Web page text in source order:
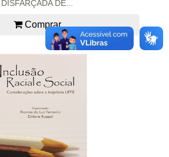
DISFARÇADA DE...
Comprar